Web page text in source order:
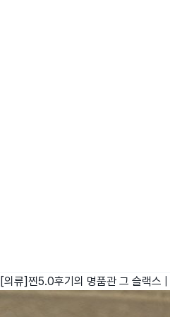
[의류]찐5.0후기의 명품관 그 슬랙스